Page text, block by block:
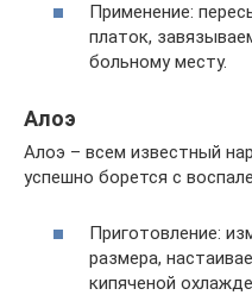
Применение:
платок,
больному месту.
Алоэ
Алоэ – всем известный
успешно борется с
Приготовление:
размера,
кипяченой